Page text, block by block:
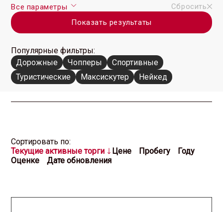
Все параметры
Сбросить
Показать результаты
Популярные фильтры:
Дорожные
Чопперы
Спортивные
Туристические
Максискутер Нейкед
Cортировать по:
Текущие активные торги
Цене Пробегу
Году
Оценке
Дате обновления